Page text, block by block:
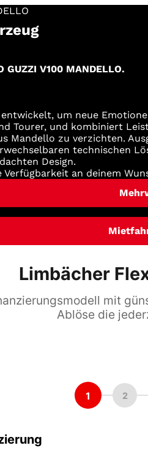
GUZZI V100 MANDELLO.
um neue
Tourer, und kombiniert
Mandello zu verzichten.
technischen
Design.
an deinem
Limbächer
mit
Ablöse die
1 2